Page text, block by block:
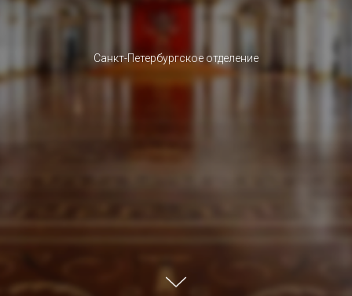
Санкт-Петербургское отделение